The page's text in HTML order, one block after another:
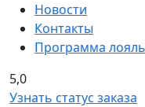
Новости
Контакты
Программа
5,0
Узнать статус заказа